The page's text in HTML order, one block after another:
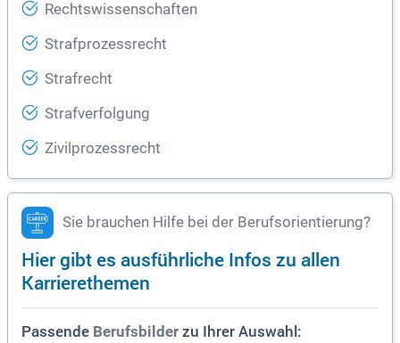
Rechtswissenschaften
Strafprozessrecht
Strafrecht
Strafverfolgung
Zivilprozessrecht
Sie brauchen Hilfe bei der Berufsorientierung?
Hier gibt es ausführliche Infos zu allen
Karrierethemen
Passende Berufsbilder zu Ihrer Auswahl: